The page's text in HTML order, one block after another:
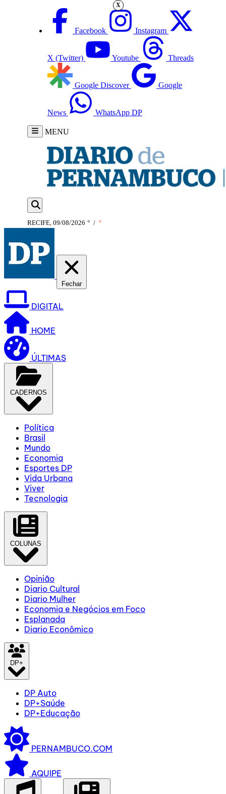
Facebook Instagram
X (Twitter) Youtube Threads
Google Discover Google
News WhatsApp DP
MENU
RECIFE, 09/08/2026 ° / °
Fechar
DIGITAL
HOME
ÚLTIMAS
CADERNOS
Política
Brasil
Mundo
Economia
Esportes DP
Vida Urbana
Viver
Tecnologia
COLUNAS
Opinião
Diario Cultural
Diario Mulher
Economia e Negócios em Foco
Esplanada
Diario Econômico
DP+
DP Auto
DP+Saúde
DP+Educação
PERNAMBUCO.COM
AQUIPE
X